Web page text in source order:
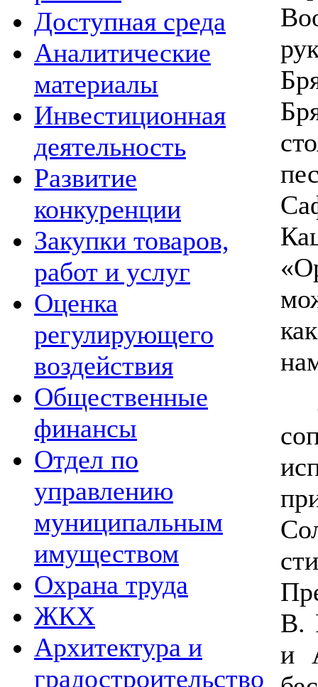
Доступная среда
Аналитические
материалы
Инвестиционная
деятельность
Развитие
конкуренции
Закупки товаров,
работ и услуг
Оценка
регулирующего
воздействия
Общественные
финансы
Отдел по
управлению
муниципальным
имуществом
Охрана труда
ЖКХ
Архитектура и
градостроительство
В.
и